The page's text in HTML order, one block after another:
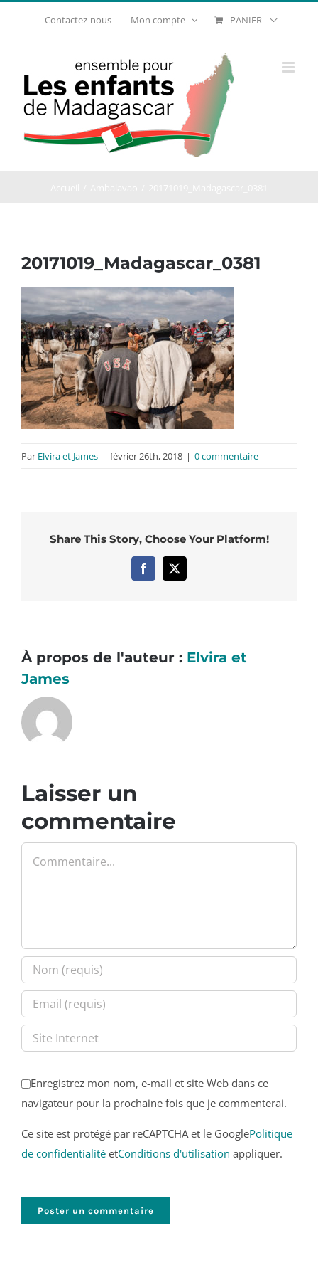
Contactez-nous Mon compte PANIER
20171019_Madagascar_0381
Par Elvira et James | février 26th, 2018 | 0 commentaire
Share This Story, Choose Your Platform!
Facebook
X
À propos de l'auteur : Elvira et
James
Laisser un
commentaire
Enregistrez mon nom, e-mail et site Web dans ce
navigateur pour la prochaine fois que je commenterai.
Ce site est protégé par reCAPTCHA et le GooglePolitique
de confidentialité etConditions d'utilisation appliquer.